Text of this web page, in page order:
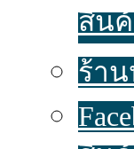
สิน
ร้า